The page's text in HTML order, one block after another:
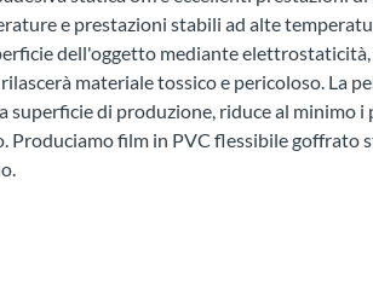
e prestazioni stabili ad alte
dell'oggetto mediante
materiale tossico e pericoloso. La
superficie di produzione, riduce al minimo
Produciamo film in PVC flessibile goffrato